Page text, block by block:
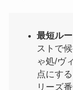
最短ルー
ストで
ゃ処/ヴ
点にす
リーズ